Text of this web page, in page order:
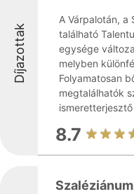
Díjazottak
A Várpalotán, a
található
egysége
melyben
Folyamatosan
megtalálhatók
ismeretterjesztő
8.7